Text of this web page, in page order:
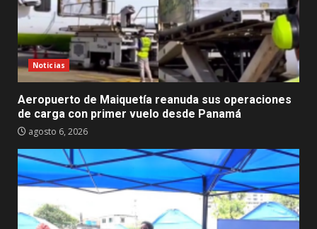
Noticias
Aeropuerto de Maiquetía reanuda sus operaciones
de carga con primer vuelo desde Panamá
agosto 6, 2026